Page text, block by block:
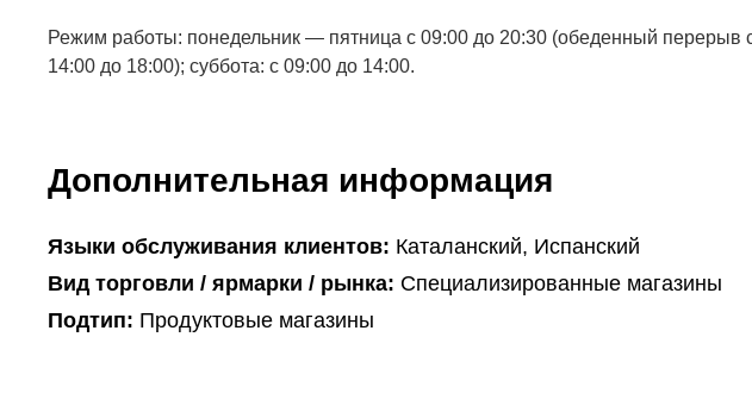
Режим работы: понедельник — пятница с 09:00 до 20:30 (обеденный перерыв
14:00 до 18:00); суббота: с 09:00 до 14:00.
Дополнительная информация
Языки обслуживания клиентов: Каталанский, Испанский
Вид торговли / ярмарки / рынка: Специализированные магазины
Подтип: Продуктовые магазины